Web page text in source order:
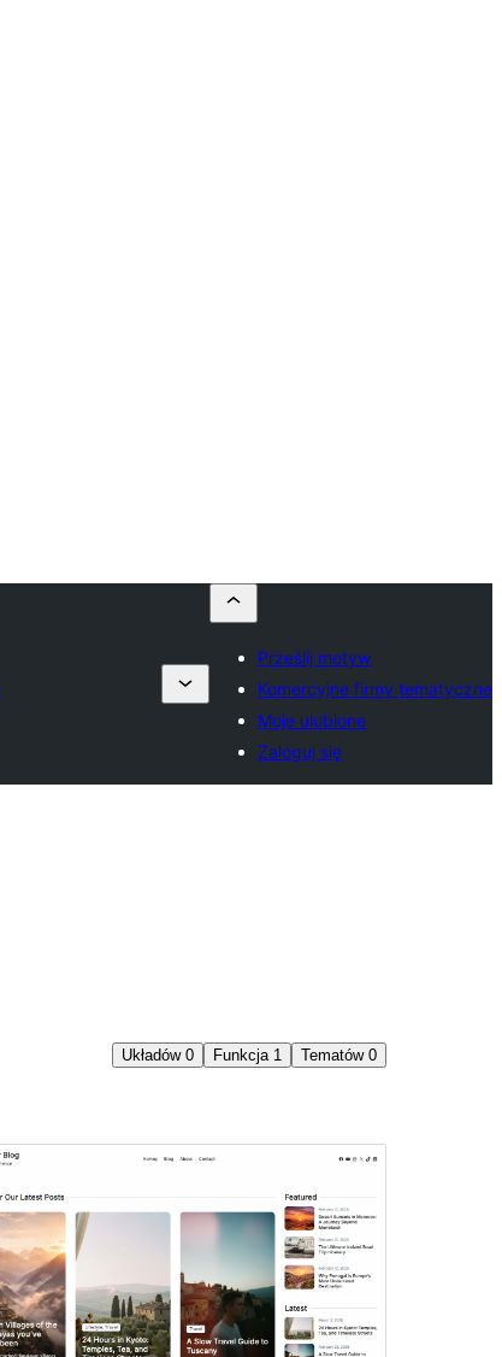
Prześlij motyw
Komercyjne firmy tematyczne
Moje ulubione
Zaloguj się
Układów 0 Funkcja 1 Tematów 0